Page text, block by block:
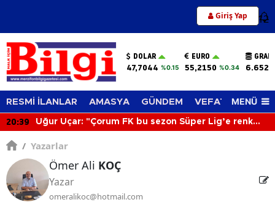
Giriş Yap 12
DOLAR
47,7044 %0.15
EURO
55,2150 %0.34
RESMİ İLANLAR AMASYA GÜNDEM VEFAT EDENLER
MENÜ
20:39
Uğur Uçar: "Çorum FK bu sezon Süper Lig’e renk
/ Yazarlar
Ömer Ali KOÇ
Yazar
omeralikoc@hotmail.com